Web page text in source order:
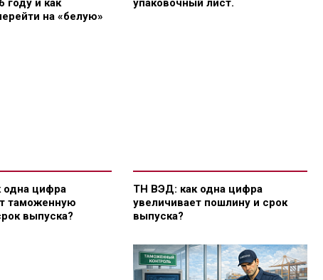
году и как
на «белую»
упаковочный лист.
цифра
таможенную
выпуска?
ТН ВЭД: как одна цифра
увеличивает пошлину и срок
выпуска?